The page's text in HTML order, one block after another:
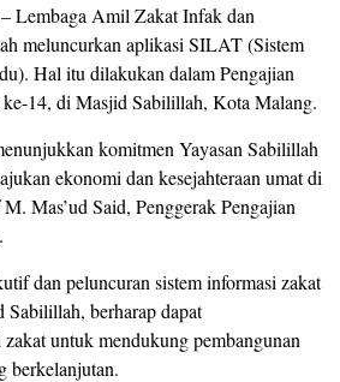
Lembaga Amil Zakat Infak dan
meluncurkan aplikasi SILAT (Sistem
Hal itu dilakukan dalam Pengajian
14, di Masjid Sabilillah, Kota Malang.
komitmen Yayasan Sabilillah
ekonomi dan kesejahteraan umat di
Mas’ud Said, Penggerak Pengajian
dan peluncuran sistem informasi zakat
berharap dapat
untuk mendukung pembangunan
berkelanjutan.